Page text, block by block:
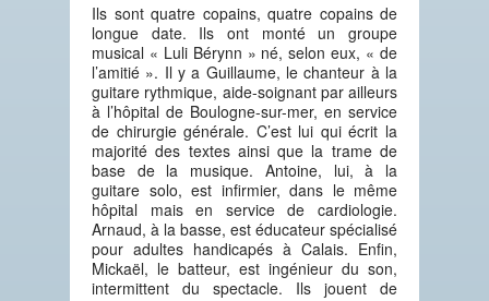
Ils sont quatre copains, quatre copains de
longue date. Ils ont monté un groupe
musical « Luli Bérynn » né, selon eux, « de
l’amitié ». Il y a Guillaume, le chanteur à la
guitare rythmique, aide-soignant par ailleurs
à l’hôpital de Boulogne-sur-mer, en service
de chirurgie générale. C’est lui qui écrit la
majorité des textes ainsi que la trame de
base de la musique. Antoine, lui, à la
guitare solo, est infirmier, dans le même
hôpital mais en service de cardiologie.
Arnaud, à la basse, est éducateur spécialisé
pour adultes handicapés à Calais. Enfin,
Mickaël, le batteur, est ingénieur du son,
intermittent du spectacle. Ils jouent de